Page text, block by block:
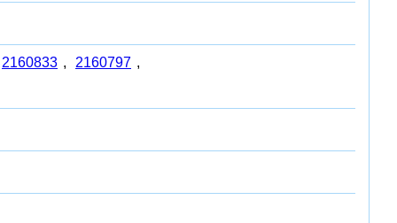
2160833 , 2160797 ,